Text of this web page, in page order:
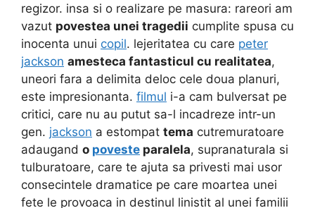
regizor. insa si o realizare pe masura: rareori am
vazut povestea unei tragedii cumplite spusa cu
inocenta unui copil. lejeritatea cu care peter
jackson amesteca fantasticul cu realitatea,
uneori fara a delimita deloc cele doua planuri,
este impresionanta. filmul i-a cam bulversat pe
critici, care nu au putut sa-l incadreze intr-un
gen. jackson a estompat tema cutremuratoare
adaugand o poveste paralela, supranaturala si
tulburatoare, care te ajuta sa privesti mai usor
consecintele dramatice pe care moartea unei
fete le provoaca in destinul linistit al unei familii